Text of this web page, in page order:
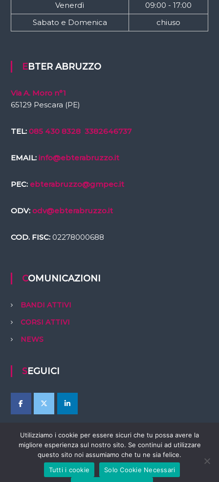
Venerdì
09:00 - 17:00
Sabato e Domenica
chiuso
EBTER ABRUZZO
Via A. Moro n°1
65129 Pescara (PE)
TEL: 085 430 8328 3382646737
EMAIL: info@ebterabruzzo.it
PEC: ebterabruzzo@gmpec.it
ODV: odv@ebterabruzzo.it
COD. FISC:02278000688
COMUNICAZIONI
BANDI ATTIVI
CORSI ATTIVI
NEWS
SEGUICI
Copyright © 2026EBTer AbruzzoTutti i diritti riservati. Tema:
Utilizziamo i cookie per essere sicuri che tu possa avere la
migliore esperienza sul nostro sito. Se continui ad utilizzare
questo sito noi assumiamo che tu ne sia felice.
Tutti i cookie
Solo Cookie Necessari